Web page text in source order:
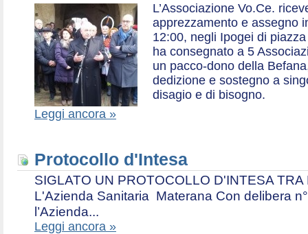
L’Associazione Vo.Ce.
apprezzamento e assegno
12:00, negli Ipogei di
ha consegnato a 5
un pacco-dono della
dedizione e sostegno a
disagio e di bisogno.
Leggi ancora »
Protocollo d'Intesa
SIGLATO UN PROTOCOLLO D'INTESA
L'Azienda Sanitaria Materana Con delibera
l’Azienda...
Leggi ancora »